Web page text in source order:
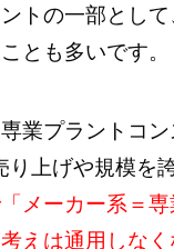
トの一部とし
とも多いです。
業プラントコ
り上げや規模を
メーカー系＝
えは通用しなく